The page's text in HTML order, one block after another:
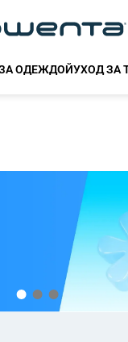
ОДЕЖДОЙУХОД ЗА